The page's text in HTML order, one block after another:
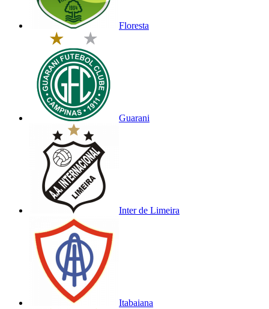
Floresta
Guarani
Inter de Limeira
Itabaiana